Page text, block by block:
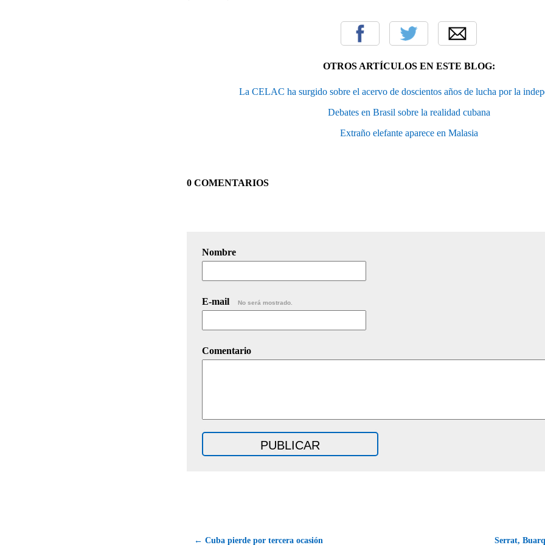
OTROS ARTÍCULOS EN ESTE BLOG:
La CELAC ha surgido sobre el acervo de doscientos años de lucha por la
Debates en Brasil sobre la realidad cubana
Extraño elefante aparece en Malasia
0 COMENTARIOS
Nombre
E-mail No será mostrado.
Comentario
← Cuba pierde por tercera ocasión Serrat,